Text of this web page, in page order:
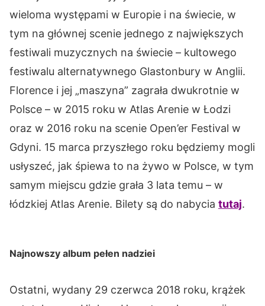
wieloma występami w Europie i na świecie, w
tym na głównej scenie jednego z największych
festiwali muzycznych na świecie – kultowego
festiwalu alternatywnego Glastonbury w Anglii.
Florence i jej „maszyna” zagrała dwukrotnie w
Polsce – w 2015 roku w Atlas Arenie w Łodzi
oraz w 2016 roku na scenie Open’er Festival w
Gdyni. 15 marca przyszłego roku będziemy mogli
usłyszeć, jak śpiewa to na żywo w Polsce, w tym
samym miejscu gdzie grała 3 lata temu – w
łódzkiej Atlas Arenie. Bilety są do nabycia tutaj.
Najnowszy album pełen nadziei
Ostatni, wydany 29 czerwca 2018 roku, krążek